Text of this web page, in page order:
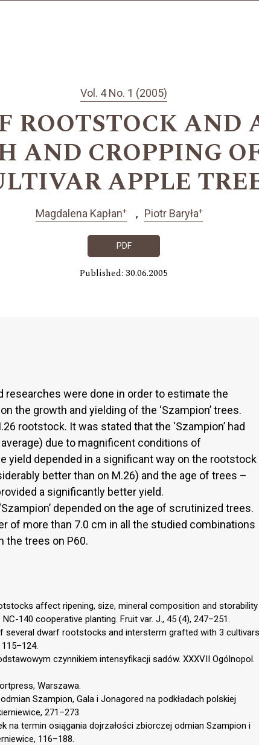
Vol. 4 No. 1 (2005)
ROOTSTOCK AND
AND CROPPING
APPLE
Magdalena Kapłan+ Piotr Baryła+
PDF
Published: 30.06.2005
researches were done in order to estimate the
the growth and yielding of the ‘Szampion’ trees.
rootstock. It was stated that the ‘Szampion’ had
due to magnificent conditions of
yield depended in a significant way on the rootstock
better than on M.26) and the age of trees –
a significantly better yield.
depended on the age of scrutinized trees.
of more than 7.0 cm in all the studied combinations
the trees on P60.
affect ripening, size, mineral composition and storability
140 cooperative planting. Fruit var. J., 45 (4), 247–251.
several dwarf rootstocks and intersterm grafted with 3 cultivars
czynnikiem intensyfikacji sadów. XXXVII Ogólnopol.
Warszawa.
Szampion, Gala i Jonagored na podkładach polskiej
271–273.
na termin osiągania dojrzałości zbiorczej odmian Szampion i
116–188.